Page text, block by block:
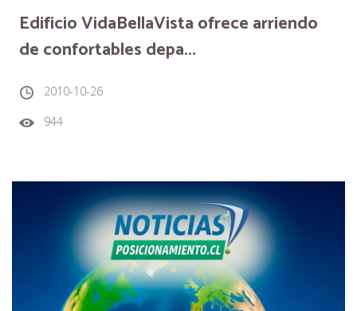
Edificio VidaBellaVista ofrece arriendo
de confortables depa...
2010-10-26
944